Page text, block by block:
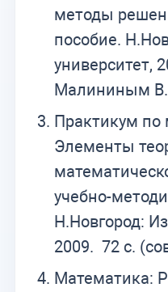
методы
пособие.
университет,
Малининым
Практикум
Элементы
учебно-
Н.Новгород:
2009. 72 с.
Математика: